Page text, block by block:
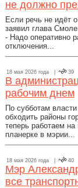
не должно
Если речь не идёт
заявил глава
- Надо оперативно
отключения...
18 мая 2026 года | 39
В
рабочим днем
По субботам
обходить районы
теперь работаем
планерке в мэрии...
18 мая 2026 года | 40
Мэр
все